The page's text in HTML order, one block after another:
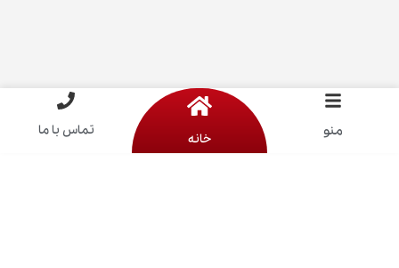
تماس با ما